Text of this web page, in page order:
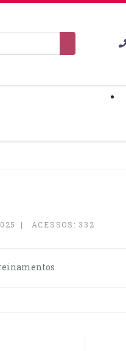
ACESSOS: 332